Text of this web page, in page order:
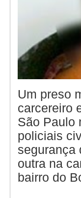
Um preso
carcereiro
São Paulo
policiais
segurança
outra na
bairro do